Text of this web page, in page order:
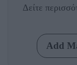
Δείτε
Add